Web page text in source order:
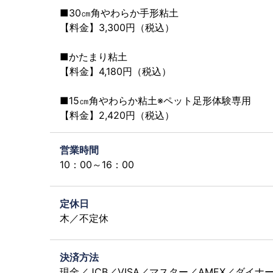
■30㎝角やわらか手形粘土
【料金】3,300円（税込）
■かたまり粘土
【料金】4,180円（税込）
■15㎝角やわらか粘土※ペット足形体験専用
【料金】2,420円（税込）
営業時間
10：00～16：00
定休日
木／不定休
決済方法